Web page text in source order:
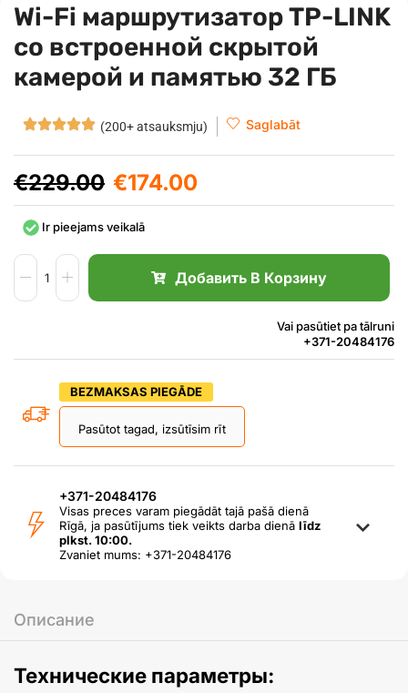
Wi-Fi маршрутизатор TP-LINK
со встроенной скрытой
камерой и памятью 32 ГБ
(200+ atsauksmju) Saglabāt
€229.00 €174.00
Ir pieejams veikalā
Добавить В Корзину
Vai pasūtiet pa tālruni
+371-20484176
BEZMAKSAS PIEGĀDE
Pasūtot tagad, izsūtīsim rīt
+371-20484176
Visas preces varam piegādāt tajā pašā dienā
Rīgā, ja pasūtījums tiek veikts darba dienā līdz
plkst. 10:00.
Zvaniet mums: +371-20484176
Описание
Технические параметры: